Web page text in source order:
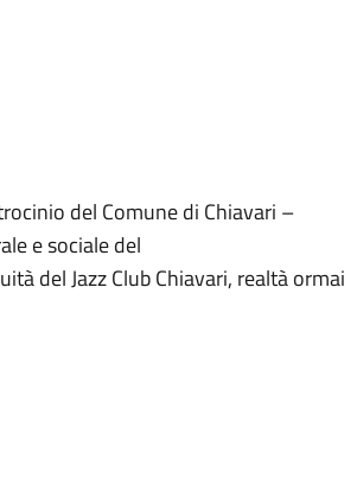
del Comunedi Chiavari –
e sociale del
del Jazz Club Chiavari, realtà ormai